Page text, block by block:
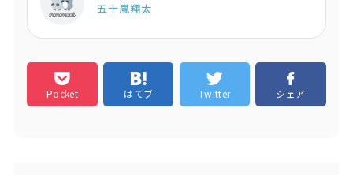
五十嵐翔太
Pocket はてブ Twitter シェア